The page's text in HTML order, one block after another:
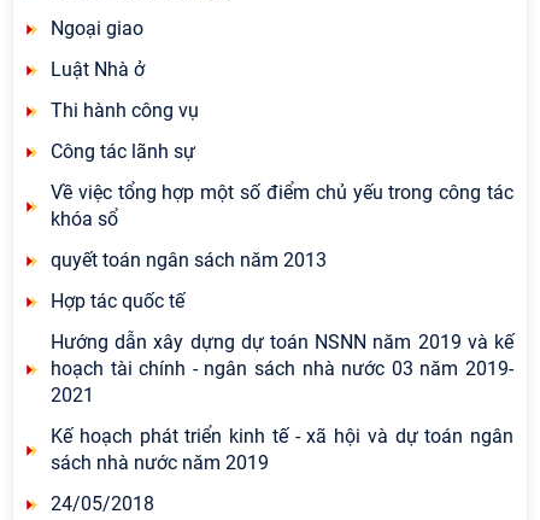
Ngoại giao
Luật Nhà ở
Thi hành công vụ
Công tác lãnh sự
Về việc tổng hợp một số điểm chủ yếu trong công tác
khóa sổ
quyết toán ngân sách năm 2013
Hợp tác quốc tế
Hướng dẫn xây dựng dự toán NSNN năm 2019 và kế
hoạch tài chính - ngân sách nhà nước 03 năm 2019-
2021
Kế hoạch phát triển kinh tế - xã hội và dự toán ngân
sách nhà nước năm 2019
24/05/2018